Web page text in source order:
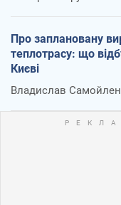
Про заплановану
теплотрасу: що
Києві
Владислав